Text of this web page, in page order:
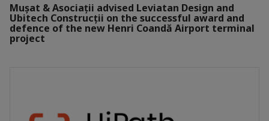
Mușat & Asociații advised Leviatan Design and
Ubitech Construcții on the successful award and
defence of the new Henri Coandă Airport terminal
project